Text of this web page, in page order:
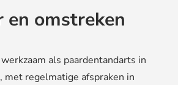
omstreken
als paardentandarts in
met regelmatige afspraken in